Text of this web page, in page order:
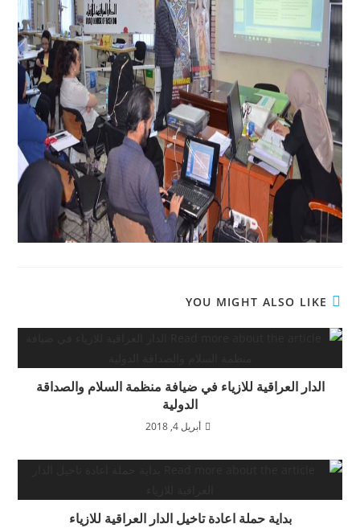
YOU MIGHT ALSO LIKE
الدار العراقية للازياء في ضيافة منظمة السلام والصداقة
الدولية
أبريل 4, 2018
بداية حملة اعادة تاخيل الدار العراقية للازياء